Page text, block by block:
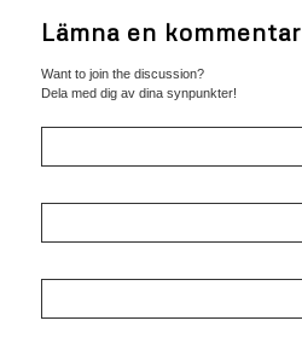
Lämna en kommentar
Want to join the discussion?
Dela med dig av dina synpunkter!